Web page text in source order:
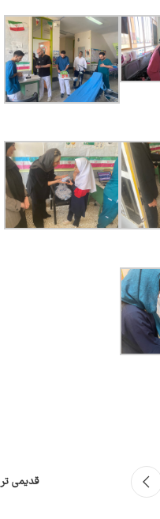
قدیمی تر